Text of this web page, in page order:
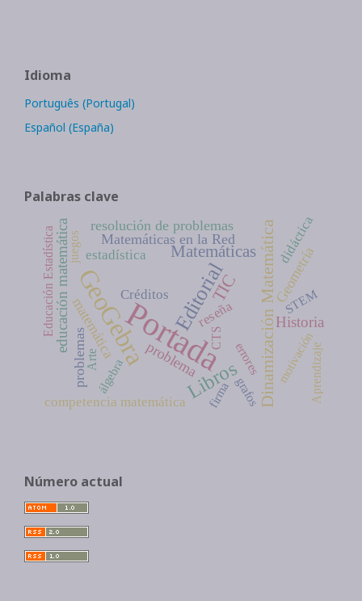
Idioma
Português (Portugal)
Español (España)
Palabras clave
Portada
GeoGebra Editorial
Libros
TIC Dinamización Matemática
Matemáticas
educación matemática Historia
matemática
Matemáticas en la Red
resolución de problemas
problema
Geometría
problemas
estadística
reseña
competencia matemática
Créditos
didáctica
Educación Estadística
motivación
STEM
álgebra errores Aprendizaje
firma
Arte
CTS
juegos
grafos
Número actual